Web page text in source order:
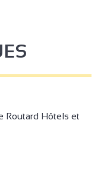
Routard Hôtels et